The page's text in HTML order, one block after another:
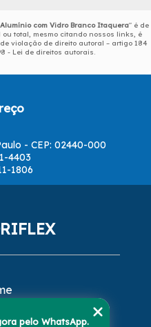
Alumínio com Vidro Branco Itaquera" é de
total, mesmo citando nossos links, é
violação de direito autoral – artigo 184
- Lei de direitos autorais.
- CEP: 02440-000
4403
1806
pelo WhatsApp.